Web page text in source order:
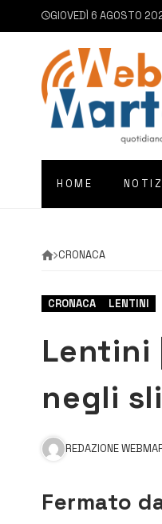
GIOVEDÌ 6 AGOSTO
6
HOME
CRONACA
CRONACA LENTINI
Lentini
negli
REDAZIONE
Fermato